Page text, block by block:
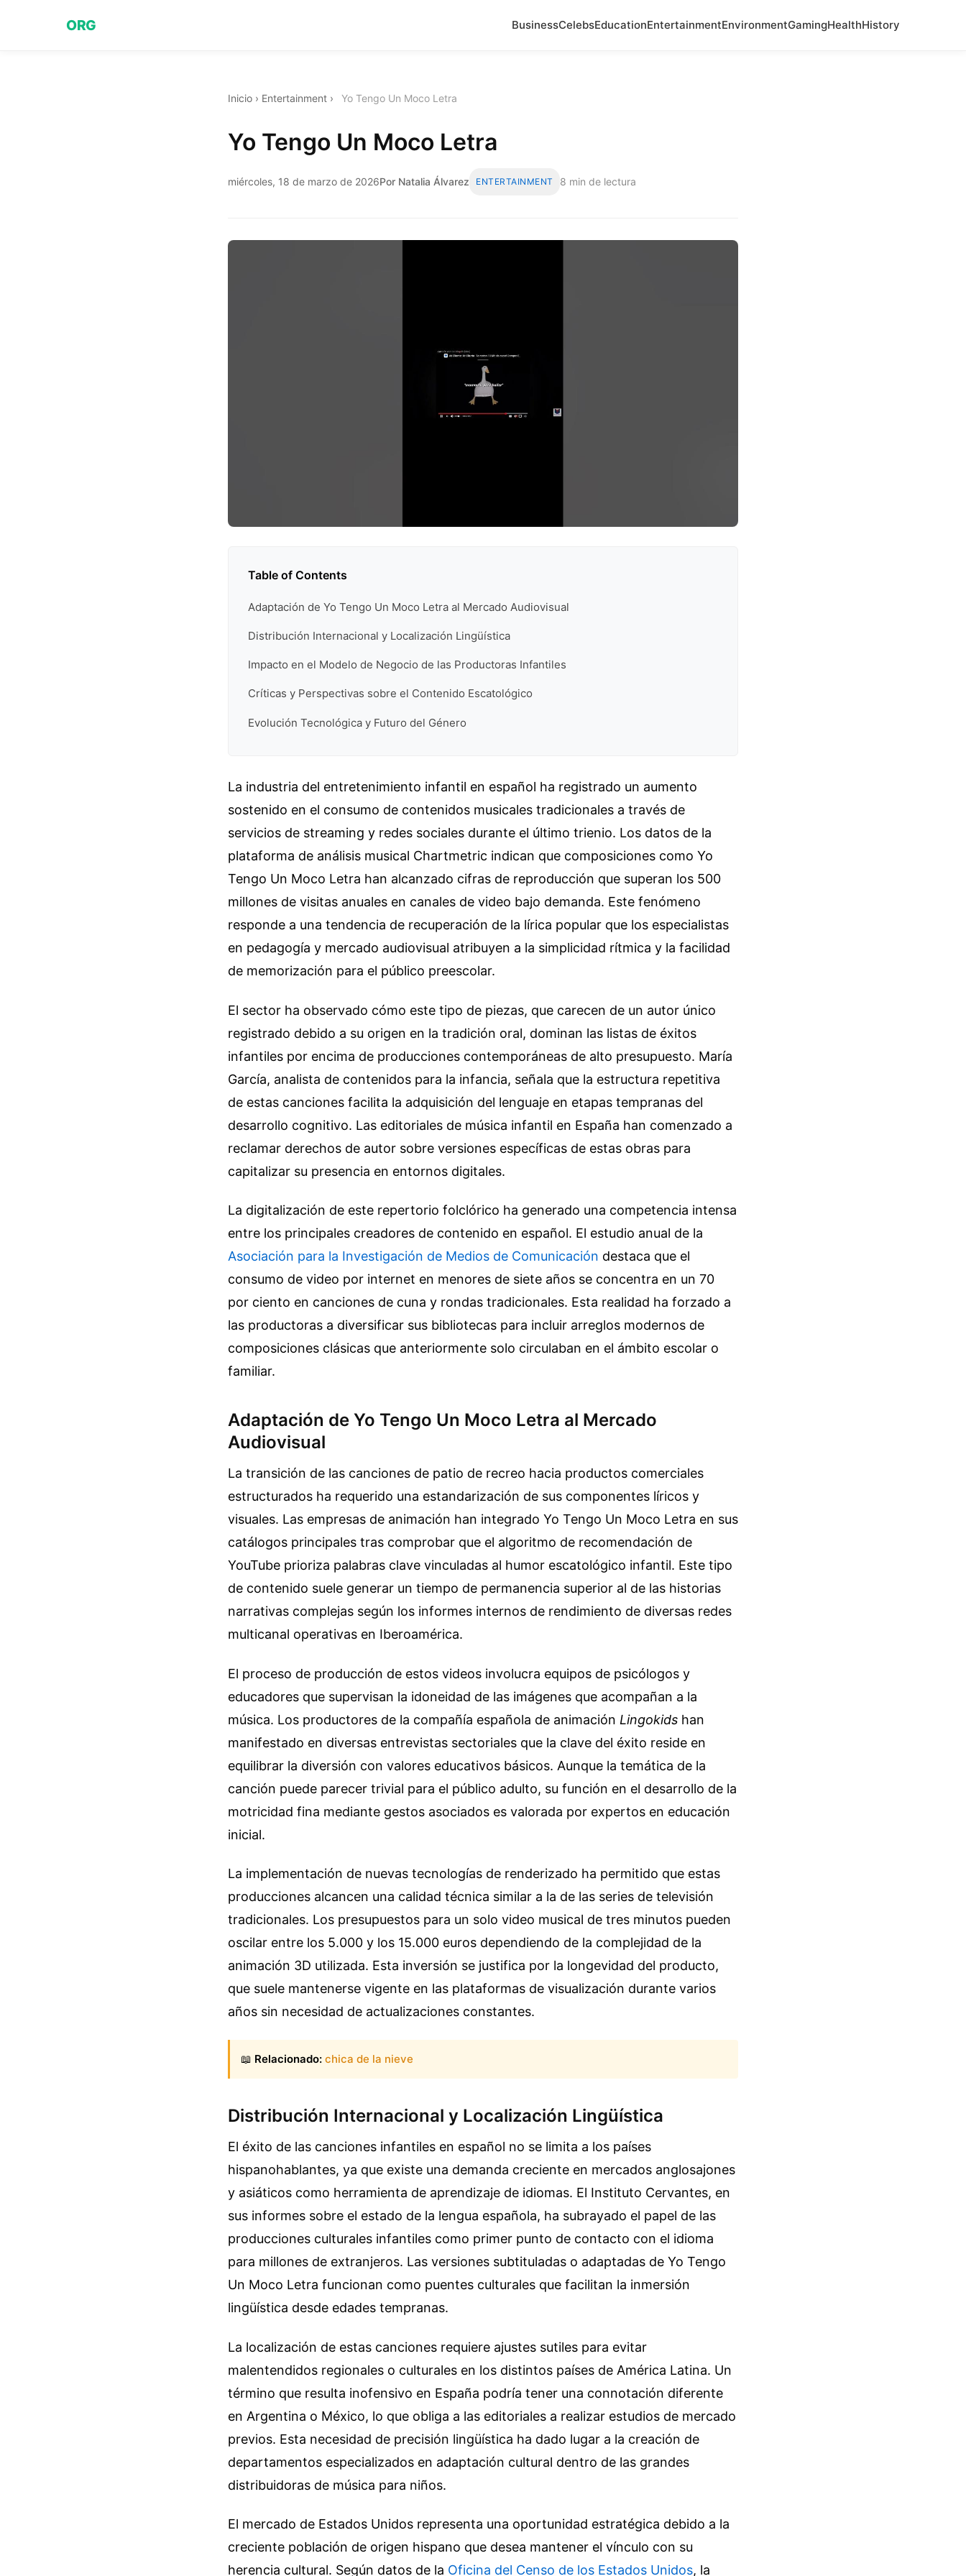
ORG BusinessCelebsEducationEntertainmentEnvironmentGamingHealthHistory
Inicio › Entertainment › Yo Tengo Un Moco Letra
Yo Tengo Un Moco Letra
miércoles, 18 de marzo de 2026Por Natalia Álvarez ENTERTAINMENT 8 min de lectura
Table of Contents
Adaptación de Yo Tengo Un Moco Letra al Mercado Audiovisual
Distribución Internacional y Localización Lingüística
Impacto en el Modelo de Negocio de las Productoras Infantiles
Críticas y Perspectivas sobre el Contenido Escatológico
Evolución Tecnológica y Futuro del Género
La industria del entretenimiento infantil en español ha registrado un aumento
sostenido en el consumo de contenidos musicales tradicionales a través de
servicios de streaming y redes sociales durante el último trienio. Los datos de la
plataforma de análisis musical Chartmetric indican que composiciones como Yo
Tengo Un Moco Letra han alcanzado cifras de reproducción que superan los 500
millones de visitas anuales en canales de video bajo demanda. Este fenómeno
responde a una tendencia de recuperación de la lírica popular que los especialistas
en pedagogía y mercado audiovisual atribuyen a la simplicidad rítmica y la facilidad
de memorización para el público preescolar.
El sector ha observado cómo este tipo de piezas, que carecen de un autor único
registrado debido a su origen en la tradición oral, dominan las listas de éxitos
infantiles por encima de producciones contemporáneas de alto presupuesto. María
García, analista de contenidos para la infancia, señala que la estructura repetitiva
de estas canciones facilita la adquisición del lenguaje en etapas tempranas del
desarrollo cognitivo. Las editoriales de música infantil en España han comenzado a
reclamar derechos de autor sobre versiones específicas de estas obras para
capitalizar su presencia en entornos digitales.
La digitalización de este repertorio folclórico ha generado una competencia intensa
entre los principales creadores de contenido en español. El estudio anual de la
Asociación para la Investigación de Medios de Comunicación destaca que el
consumo de video por internet en menores de siete años se concentra en un 70
por ciento en canciones de cuna y rondas tradicionales. Esta realidad ha forzado a
las productoras a diversificar sus bibliotecas para incluir arreglos modernos de
composiciones clásicas que anteriormente solo circulaban en el ámbito escolar o
familiar.
Adaptación de Yo Tengo Un Moco Letra al Mercado
Audiovisual
La transición de las canciones de patio de recreo hacia productos comerciales
estructurados ha requerido una estandarización de sus componentes líricos y
visuales. Las empresas de animación han integrado Yo Tengo Un Moco Letra en sus
catálogos principales tras comprobar que el algoritmo de recomendación de
YouTube prioriza palabras clave vinculadas al humor escatológico infantil. Este tipo
de contenido suele generar un tiempo de permanencia superior al de las historias
narrativas complejas según los informes internos de rendimiento de diversas redes
multicanal operativas en Iberoamérica.
El proceso de producción de estos videos involucra equipos de psicólogos y
educadores que supervisan la idoneidad de las imágenes que acompañan a la
música. Los productores de la compañía española de animación Lingokids han
manifestado en diversas entrevistas sectoriales que la clave del éxito reside en
equilibrar la diversión con valores educativos básicos. Aunque la temática de la
canción puede parecer trivial para el público adulto, su función en el desarrollo de la
motricidad fina mediante gestos asociados es valorada por expertos en educación
inicial.
La implementación de nuevas tecnologías de renderizado ha permitido que estas
producciones alcancen una calidad técnica similar a la de las series de televisión
tradicionales. Los presupuestos para un solo video musical de tres minutos pueden
oscilar entre los 5.000 y los 15.000 euros dependiendo de la complejidad de la
animación 3D utilizada. Esta inversión se justifica por la longevidad del producto,
que suele mantenerse vigente en las plataformas de visualización durante varios
años sin necesidad de actualizaciones constantes.
📖 Relacionado: chica de la nieve
Distribución Internacional y Localización Lingüística
El éxito de las canciones infantiles en español no se limita a los países
hispanohablantes, ya que existe una demanda creciente en mercados anglosajones
y asiáticos como herramienta de aprendizaje de idiomas. El Instituto Cervantes, en
sus informes sobre el estado de la lengua española, ha subrayado el papel de las
producciones culturales infantiles como primer punto de contacto con el idioma
para millones de extranjeros. Las versiones subtituladas o adaptadas de Yo Tengo
Un Moco Letra funcionan como puentes culturales que facilitan la inmersión
lingüística desde edades tempranas.
La localización de estas canciones requiere ajustes sutiles para evitar
malentendidos regionales o culturales en los distintos países de América Latina. Un
término que resulta inofensivo en España podría tener una connotación diferente
en Argentina o México, lo que obliga a las editoriales a realizar estudios de mercado
previos. Esta necesidad de precisión lingüística ha dado lugar a la creación de
departamentos especializados en adaptación cultural dentro de las grandes
distribuidoras de música para niños.
El mercado de Estados Unidos representa una oportunidad estratégica debido a la
creciente población de origen hispano que desea mantener el vínculo con su
herencia cultural. Según datos de la Oficina del Censo de los Estados Unidos, la